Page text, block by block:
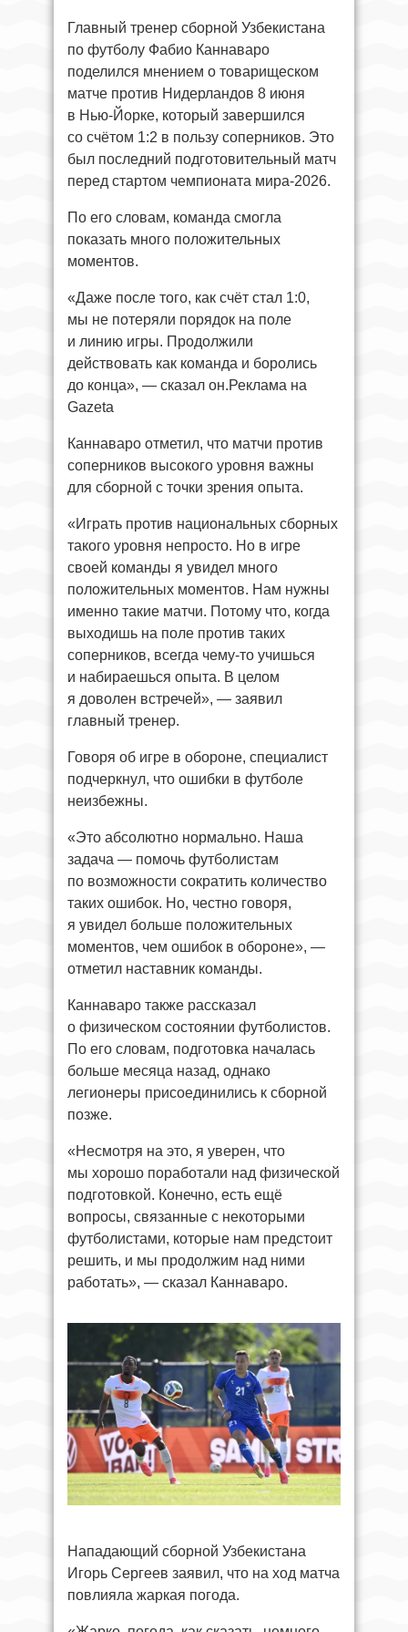
Главный тренер сборной Узбекистана
по футболу Фабио Каннаваро
поделился мнением о товарищеском
матче против Нидерландов 8 июня
в Нью-Йорке, который завершился
со счётом 1:2 в пользу соперников. Это
был последний подготовительный матч
перед стартом чемпионата мира-2026.
По его словам, команда смогла
показать много положительных
моментов.
«Даже после того, как счёт стал 1:0,
мы не потеряли порядок на поле
и линию игры. Продолжили
действовать как команда и боролись
до конца», — сказал он.Реклама на
Gazeta
Каннаваро отметил, что матчи против
соперников высокого уровня важны
для сборной с точки зрения опыта.
«Играть против национальных сборных
такого уровня непросто. Но в игре
своей команды я увидел много
положительных моментов. Нам нужны
именно такие матчи. Потому что, когда
выходишь на поле против таких
соперников, всегда чему-то учишься
и набираешься опыта. В целом
я доволен встречей», — заявил
главный тренер.
Говоря об игре в обороне, специалист
подчеркнул, что ошибки в футболе
неизбежны.
«Это абсолютно нормально. Наша
задача — помочь футболистам
по возможности сократить количество
таких ошибок. Но, честно говоря,
я увидел больше положительных
моментов, чем ошибок в обороне», —
отметил наставник команды.
Каннаваро также рассказал
о физическом состоянии футболистов.
По его словам, подготовка началась
больше месяца назад, однако
легионеры присоединились к сборной
позже.
«Несмотря на это, я уверен, что
мы хорошо поработали над физической
подготовкой. Конечно, есть ещё
вопросы, связанные с некоторыми
футболистами, которые нам предстоит
решить, и мы продолжим над ними
работать», — сказал Каннаваро.
Нападающий сборной Узбекистана
Игорь Сергеев заявил, что на ход матча
повлияла жаркая погода.